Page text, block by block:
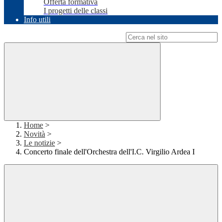
Offerta formativa
I progetti delle classi
Info utili
Home >
Novità >
Le notizie >
Concerto finale dell'Orchestra dell'I.C. Virgilio Ardea I